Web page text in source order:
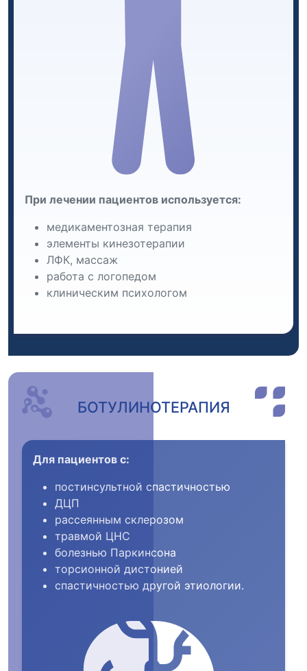
При лечении пациентов используется:
медикаментозная терапия
элементы кинезотерапии
ЛФК, массаж
работа с логопедом
клиническим психологом
БОТУЛИНОТЕРАПИЯ
Для пациентов с:
постинсультной спастичностью
ДЦП
рассеянным склерозом
травмой ЦНС
болезнью Паркинсона
торсионной дистонией
спастичностью другой этиологии.